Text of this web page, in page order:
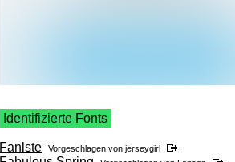
Identifizierte Fonts
Fanlste Vorgeschlagen von jerseygirl